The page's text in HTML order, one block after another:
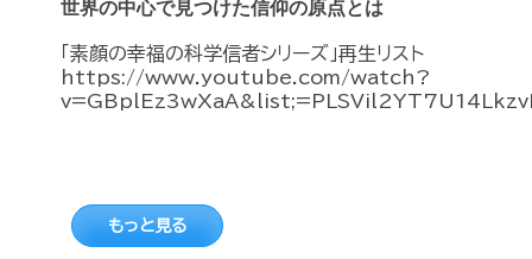
世界の中心で見つけた信仰の原点とは
「素顔の幸福の科学信者シリーズ」再生リスト
https://www.youtube.com/watch?
もっと見る